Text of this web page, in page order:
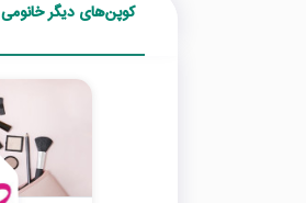
کوپن‌های دیگر خانومی